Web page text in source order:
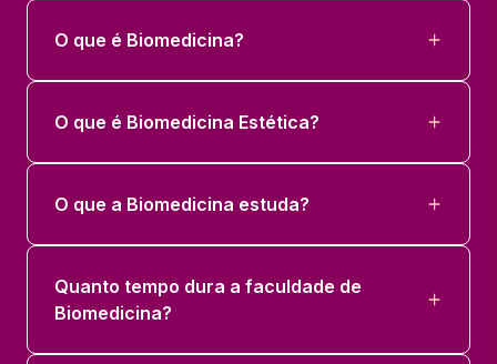
O que é Biomedicina?
O que é Biomedicina Estética?
O que a Biomedicina estuda?
Quanto tempo dura a faculdade de
Biomedicina?